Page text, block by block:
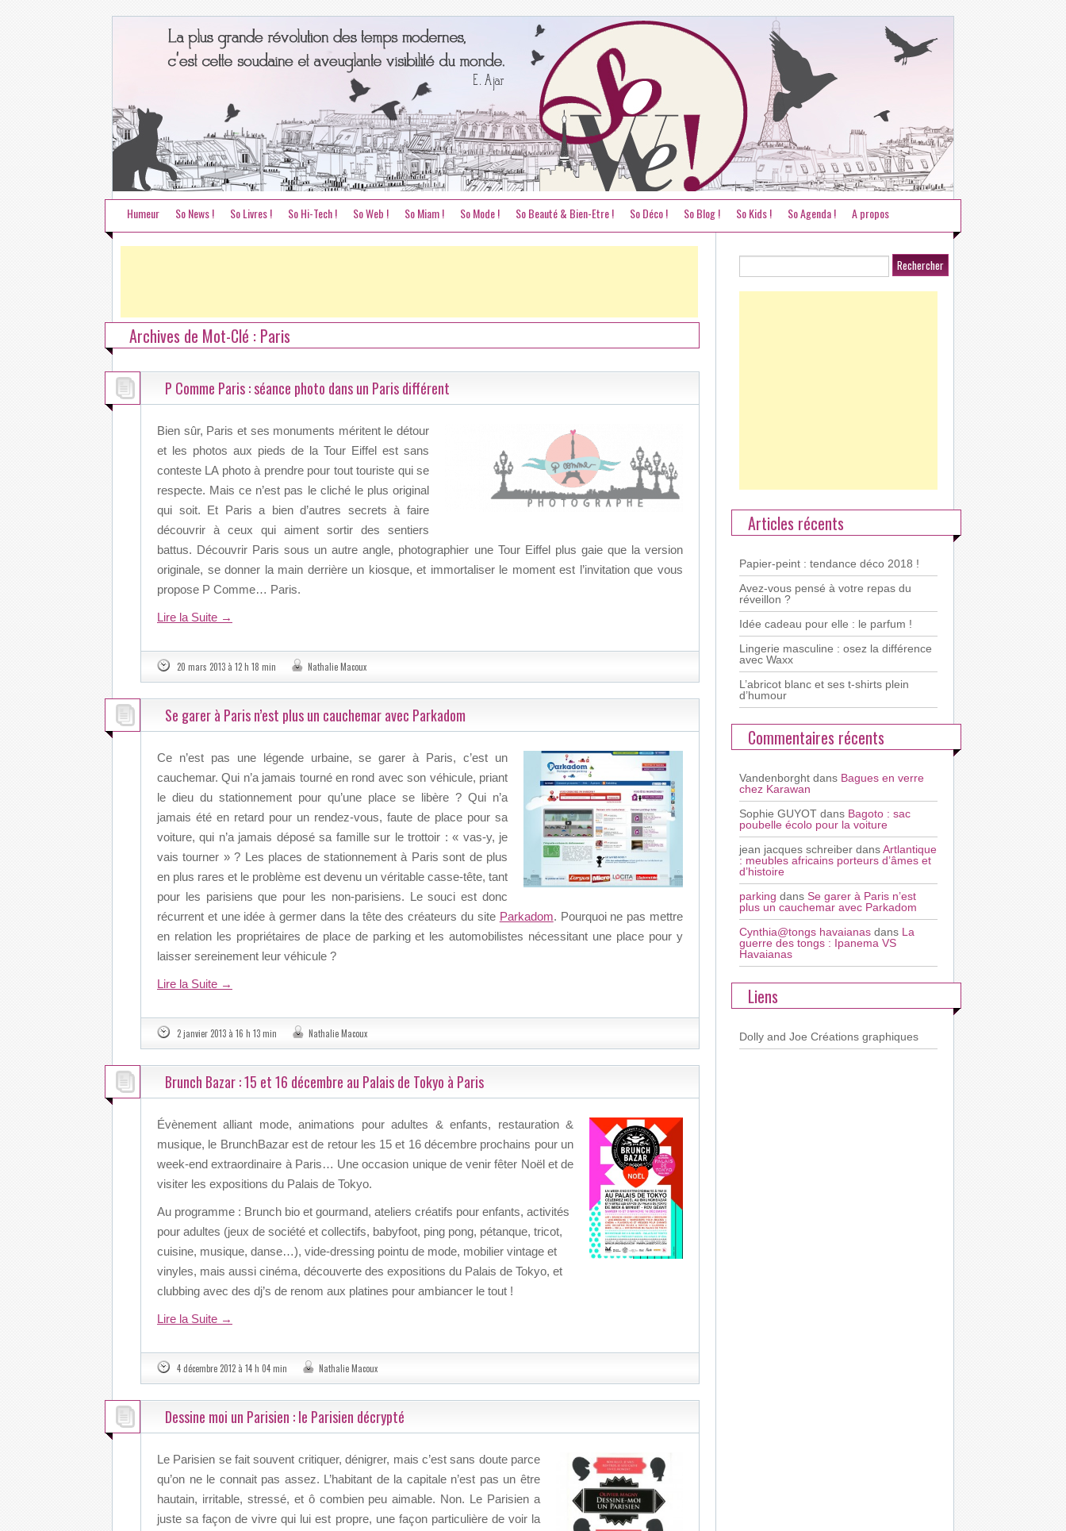
Humeur So News ! So Livres ! So Hi-Tech ! So Web ! So Miam ! So Mode ! So Beauté & Bien-Etre ! So Déco ! So Blog ! So Kids ! So Agenda ! A propos
Archives de Mot-Clé : Paris
P Comme Paris : séance photo dans un Paris différent
Bien sûr, Paris et ses monuments méritent le détour
et les photos aux pieds de la Tour Eiffel est sans
conteste LA photo à prendre pour tout touriste qui se
respecte. Mais ce n’est pas le cliché le plus original
qui soit. Et Paris a bien d’autres secrets à faire
découvrir à ceux qui aiment sortir des sentiers
battus. Découvrir Paris sous un autre angle, photographier une Tour Eiffel plus gaie que la version
originale, se donner la main derrière un kiosque, et immortaliser le moment est l’invitation que vous
propose P Comme… Paris.
Lire la Suite →
20 mars 2013 à 12 h 18 min Nathalie Macoux
Se garer à Paris n’est plus un cauchemar avec Parkadom
Ce n’est pas une légende urbaine, se garer à Paris, c’est un
cauchemar. Qui n’a jamais tourné en rond avec son véhicule, priant
le dieu du stationnement pour qu’une place se libère ? Qui n’a
jamais été en retard pour un rendez-vous, faute de place pour sa
voiture, qui n’a jamais déposé sa famille sur le trottoir : « vas-y, je
vais tourner » ? Les places de stationnement à Paris sont de plus
en plus rares et le problème est devenu un véritable casse-tête, tant
pour les parisiens que pour les non-parisiens. Le souci est donc
récurrent et une idée à germer dans la tête des créateurs du site Parkadom. Pourquoi ne pas mettre
en relation les propriétaires de place de parking et les automobilistes nécessitant une place pour y
laisser sereinement leur véhicule ?
Lire la Suite →
2 janvier 2013 à 16 h 13 min Nathalie Macoux
Brunch Bazar : 15 et 16 décembre au Palais de Tokyo à Paris
Évènement alliant mode, animations pour adultes & enfants, restauration &
musique, le BrunchBazar est de retour les 15 et 16 décembre prochains pour un
week-end extraordinaire à Paris… Une occasion unique de venir fêter Noël et de
visiter les expositions du Palais de Tokyo.
Au programme : Brunch bio et gourmand, ateliers créatifs pour enfants, activités
pour adultes (jeux de société et collectifs, babyfoot, ping pong, pétanque, tricot,
cuisine, musique, danse…), vide-dressing pointu de mode, mobilier vintage et
vinyles, mais aussi cinéma, découverte des expositions du Palais de Tokyo, et
clubbing avec des dj’s de renom aux platines pour ambiancer le tout !
Lire la Suite →
4 décembre 2012 à 14 h 04 min Nathalie Macoux
Dessine moi un Parisien : le Parisien décrypté
Le Parisien se fait souvent critiquer, dénigrer, mais c’est sans doute parce
qu’on ne le connait pas assez. L’habitant de la capitale n’est pas un être
hautain, irritable, stressé, et ô combien peu aimable. Non. Le Parisien a
juste sa façon de vivre qui lui est propre, une façon particulière de voir la
Articles récents
Papier-peint : tendance déco 2018 !
Avez-vous pensé à votre repas du
réveillon ?
Idée cadeau pour elle : le parfum !
Lingerie masculine : osez la différence
avec Waxx
L’abricot blanc et ses t-shirts plein
d’humour
Commentaires récents
Vandenborght dans Bagues en verre
chez Karawan
Sophie GUYOT dans Bagoto : sac
poubelle écolo pour la voiture
jean jacques schreiber dansArtlantique
: meubles africains porteurs d’âmes et
d’histoire
parking dans Se garer à Paris n’est
plus un cauchemar avec Parkadom
Cynthia@tongs havaianas dans La
guerre des tongs : Ipanema VS
Havaianas
Liens
Dolly and Joe Créations graphiques